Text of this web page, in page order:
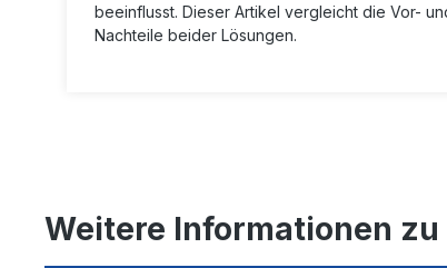
beeinflusst. Dieser Artikel vergleicht die Vor-
Nachteile beider Lösungen.
Weitere Informationen